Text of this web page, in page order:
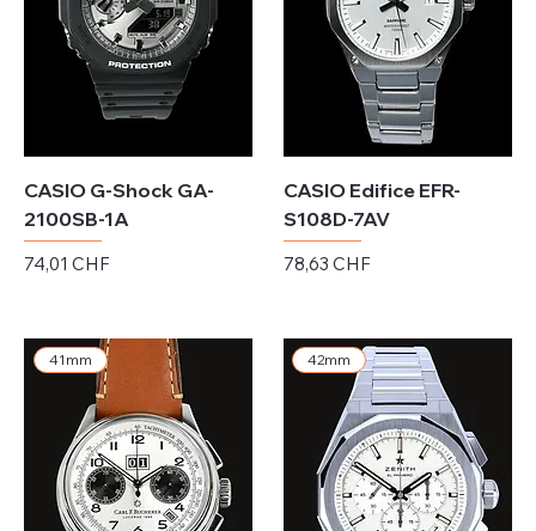
CASIO G-Shock GA-
2100SB-1A
Preis
74,01 CHF
CASIO Edifice EFR-
S108D-7AV
Preis
78,63 CHF
41mm 42mm